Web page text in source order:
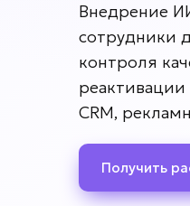
Внедрение
сотрудники
контроля
CRM,
Получить